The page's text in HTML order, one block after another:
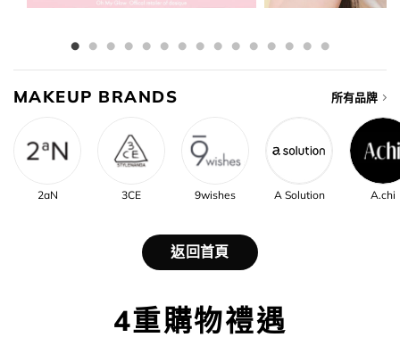
MAKEUP BRANDS 所有品牌
2aN 3CE 9wishes A Solution A.chi
返回首頁
4重購物禮遇